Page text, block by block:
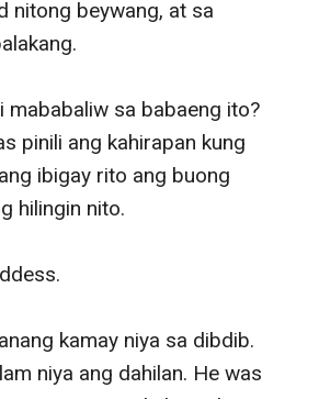
nitong beywang, at sa
mababaliw sa babaeng ito?
pinili ang kahirapan kung
ibigay rito ang buong
hilingin nito.
kamay niya sa dibdib.
niya ang dahilan. He was